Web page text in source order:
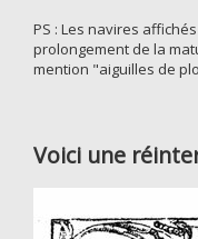
PS : Les navires
prolongement de la
mention "aiguilles de
Voici une